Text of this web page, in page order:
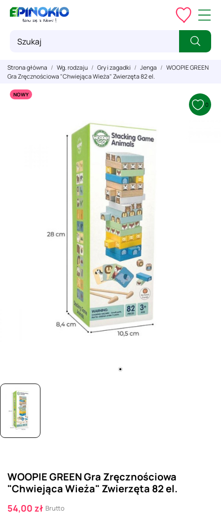
Strona główna Wg. rodzaju Gry i zagadki Jenga
WOOPIE GREEN
Gra Zręcznościowa "Chwiejąca Wieża" Zwierzęta 82 el.
NOWY
0
WOOPIE GREEN Gra Zręcznościowa
"Chwiejąca Wieża" Zwierzęta 82 el.
54,00 zł Brutto